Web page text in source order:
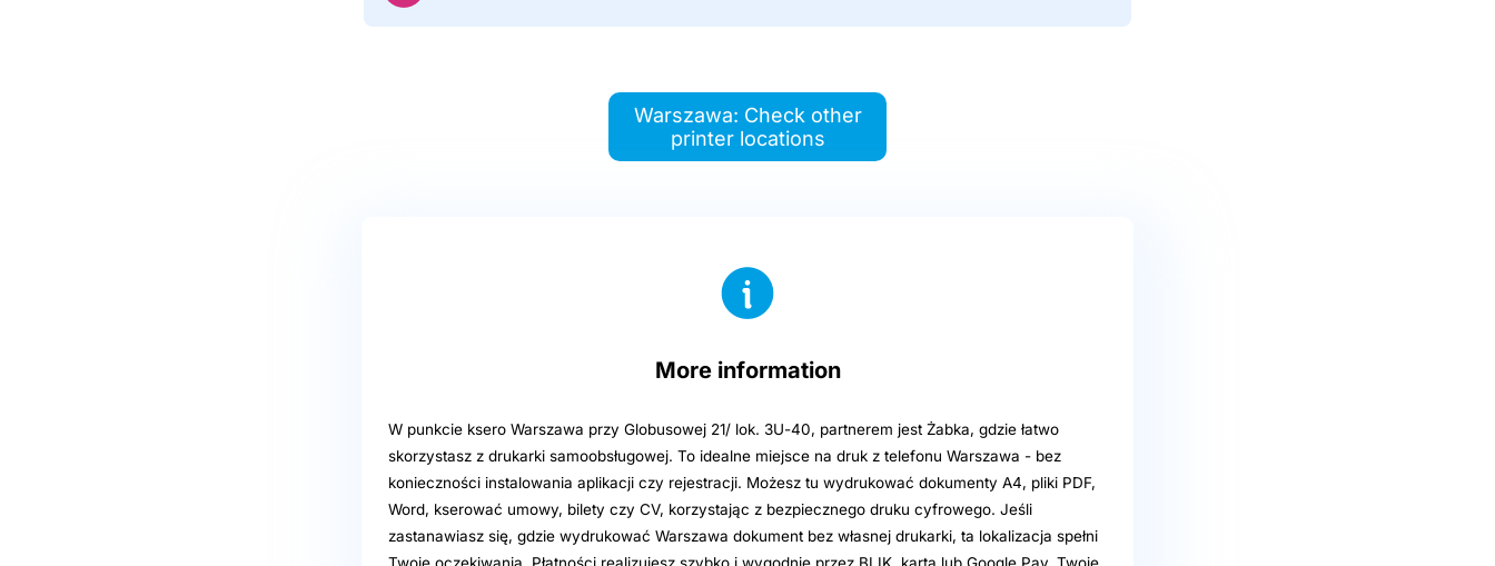
Warszawa: Check other
printer locations
More information
W punkcie ksero Warszawa przy Globusowej 21/ lok. 3U-40, partnerem jest Żabka, gdzie łatwo
skorzystasz z drukarki samoobsługowej. To idealne miejsce na druk z telefonu Warszawa - bez
konieczności instalowania aplikacji czy rejestracji. Możesz tu wydrukować dokumenty A4, pliki PDF,
Word, kserować umowy, bilety czy CV, korzystając z bezpiecznego druku cyfrowego. Jeśli
zastanawiasz się, gdzie wydrukować Warszawa dokument bez własnej drukarki, ta lokalizacja spełni